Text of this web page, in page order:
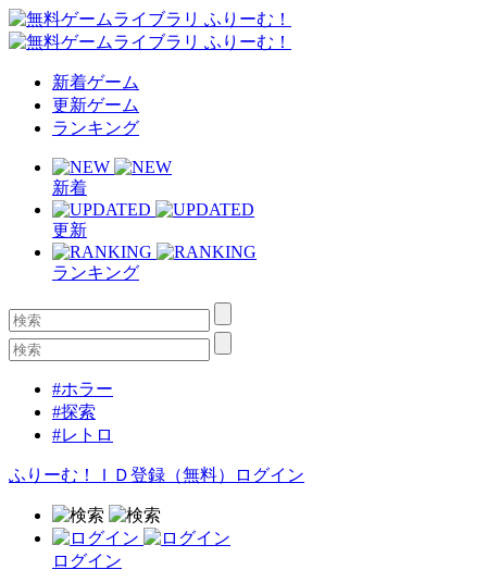
新着ゲーム
更新ゲーム
ランキング
新着
更新
ランキング
#ホラー
#探索
#レトロ
ふりーむ！ＩＤ登録（無料） ログイン
ログイン